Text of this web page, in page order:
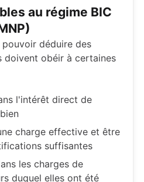
au régime BIC
pouvoir déduire des
doivent obéir à certaines
l'intérêt direct de
charge effective et être
suffisantes
les charges de
duquel elles ont été